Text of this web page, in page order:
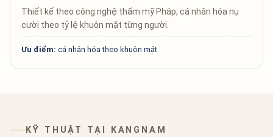
Thiết kế theo công nghệ thẩm mỹ Pháp, cá nhân hóa nụ
cười theo tỷ lệ khuôn mặt từng người.
Ưu điểm: cá nhân hóa theo khuôn mặt
KỸ THUẬT TẠI KANGNAM